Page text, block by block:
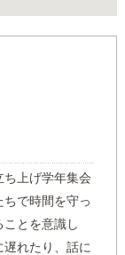
上げ学年集会
で時間を守っ
とを意識し
れたり、話に